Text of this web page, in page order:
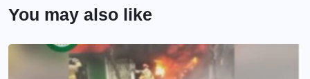
You may also like